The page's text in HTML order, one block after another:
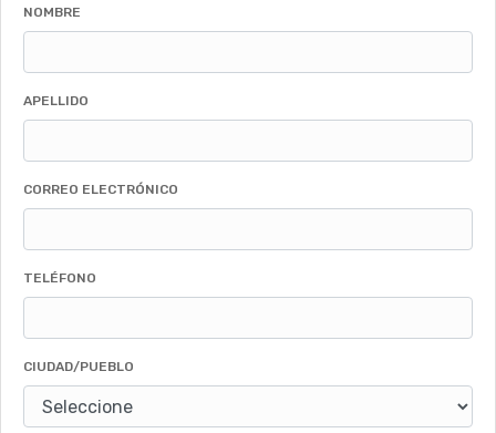
NOMBRE
APELLIDO
CORREO ELECTRÓNICO
TELÉFONO
CIUDAD/PUEBLO